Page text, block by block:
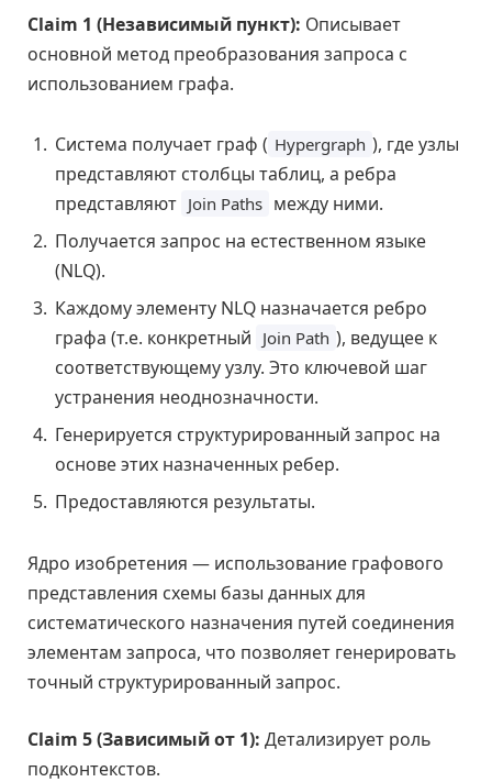
Claim 1 (Независимый пункт): Описывает
основной метод преобразования запроса с
использованием графа.
Система получает граф ( Hypergraph ), где узлы
представляют столбцы таблиц, а ребра
представляют Join Paths между ними.
Получается запрос на естественном языке
(NLQ).
Каждому элементу NLQ назначается ребро
графа (т.е. конкретный Join Path ), ведущее к
соответствующему узлу. Это ключевой шаг
устранения неоднозначности.
Генерируется структурированный запрос на
основе этих назначенных ребер.
Предоставляются результаты.
Ядро изобретения — использование графового
представления схемы базы данных для
систематического назначения путей соединения
элементам запроса, что позволяет генерировать
точный структурированный запрос.
Claim 5 (Зависимый от 1): Детализирует роль
подконтекстов.